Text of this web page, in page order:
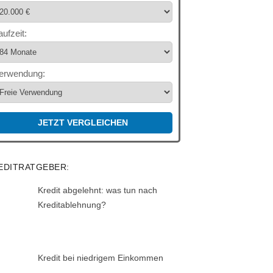
JETZT VERGLEICHEN
Kredit abgelehnt: was tun nach
Kreditablehnung?
Kredit bei niedrigem Einkommen